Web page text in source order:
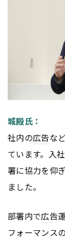
城殿氏：
社内の広告な
ています。入
署に協力を仰
ました。
部署内で広告
フォーマンス